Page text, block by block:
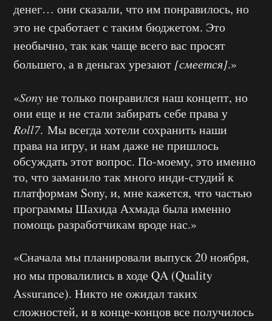
денег… они сказали, что им понравилось, но
это не сработает с таким бюджетом. Это
необычно, так как чаще всего вас просят
большего, а в деньгах урезают [смеется].»
«Sonyне только понравился наш концепт, но
они еще и не стали забирать себе права у
Roll7. Мы всегда хотели сохранить наши
права на игру, и нам даже не пришлось
обсуждать этот вопрос. По-моему, это именно
то, что заманило так много инди-студий к
платформам Sony, и, мне кажется, что частью
программы Шахида Ахмада была именно
помощь разработчикам вроде нас.»
«Сначала мы планировали выпуск 20 ноября,
но мы провалились в ходе QA (Quality
Assurance). Никто не ожидал таких
сложностей, и в конце-концов все получилось